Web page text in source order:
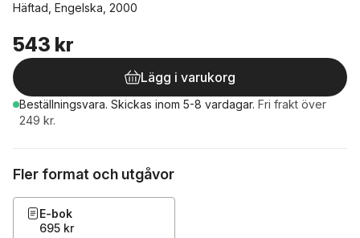
Häftad, Engelska, 2000
543 kr
Lägg i varukorg
Beställningsvara. Skickas inom 5-8 vardagar. Fri frakt över
249 kr.
Fler format och utgåvor
E-bok
695 kr